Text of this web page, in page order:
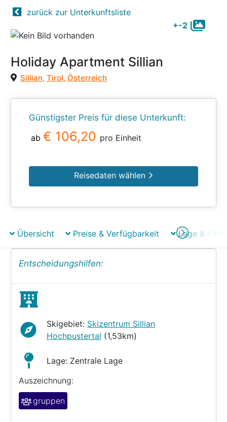
zurück zur Unterkunftsliste
+-2
Holiday Apartment Sillian
Sillian, Tirol, Österreich
Günstigster Preis für diese Unterkunft:
ab € 106,20 pro Einheit
Reisedaten wählen
Übersicht Preise & Verfügbarkeit Lage &
Entscheidungshilfen:
Skigebiet: Skizentrum Sillian
Hochpustertal (1,53km)
Lage: Zentrale Lage
Auszeichnung:
gruppen